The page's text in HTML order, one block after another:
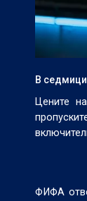
В
Цените
ФИФА